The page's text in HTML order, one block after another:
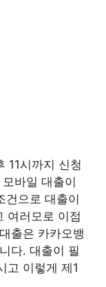
11시까지 신청
바일 대출이
건으로 대출이
여러모로 이점
출은 카카오뱅
다. 대출이 필
고 이렇게 제1